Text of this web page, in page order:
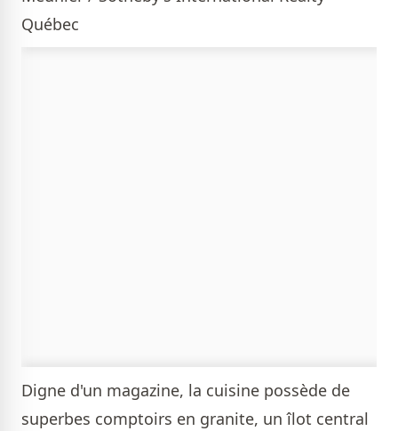
Québec
Digne d'un magazine, la cuisine possède de
superbes comptoirs en granite, un îlot central